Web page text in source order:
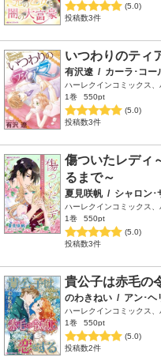
(5.0)
投稿数3件
いつわりのティ
有沢遼 / カーラ･コー
ハーレクインコミックス
1巻
550pt
(5.0)
投稿数3件
傷ついたレディ
るまで～
夏見咲帆 / シャロン･
ハーレクインコミックス
1巻
550pt
(5.0)
投稿数3件
貴公子は赤毛の
のわきねい / アン･ヘ
ハーレクインコミックス
1巻
550pt
(5.0)
投稿数2件